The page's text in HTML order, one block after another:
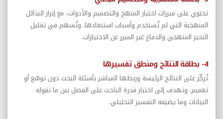
تحتوي على مبررات اختيار المنهج والتصميم والأدوات، مع إبراز البدائل
المنهجية التي لم تُستخدم وأسباب استبعادها. وتُسهم في تقليل
التحيز المنهجي والدفاع غير المبرر عن الاختيارات.
4- بطاقة النتائج ومنطق تفسيرها
تُركّز على النتائج الرئيسة وربطها المباشر بأسئلة البحث دون توسّع أو
تعميم. وتهدف إلى اختبار قدرة الباحث على الفصل بين ما تقوله
البيانات وما يضيفه التفسير التحليلي.